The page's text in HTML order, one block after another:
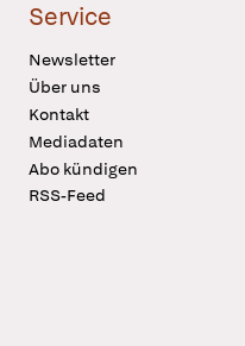
Service
Newsletter
Über uns
Kontakt
Mediadaten
Abo kündigen
RSS-Feed